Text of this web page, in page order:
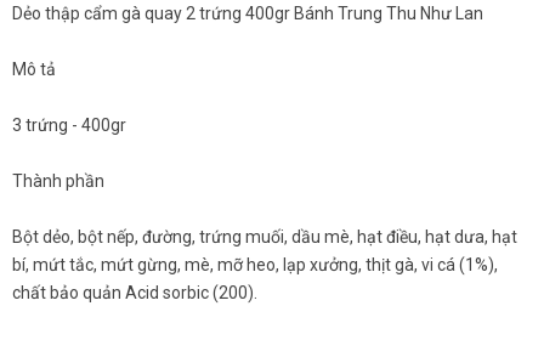
Dẻo thập cẩm gà quay 2 trứng 400gr Bánh Trung Thu Như Lan
Mô tả
3 trứng - 400gr
Thành phần
Bột dẻo, bột nếp, đường, trứng muối, dầu mè, hạt điều, hạt dưa, hạt
bí, mứt tắc, mứt gừng, mè, mỡ heo, lạp xưởng, thịt gà, vi cá (1%),
chất bảo quản Acid sorbic (200).